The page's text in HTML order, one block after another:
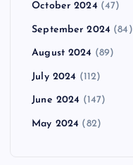
October 2024 (47)
September 2024 (84)
August 2024 (89)
July 2024 (112)
June 2024 (147)
May 2024 (82)